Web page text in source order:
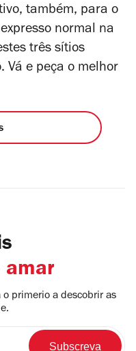
também, para o
normal na
três sítios
Vá e peça o melhor
amar
o primerio a descobrir as